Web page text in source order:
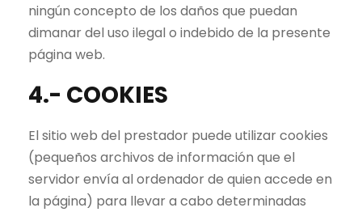
ningún concepto de los daños que puedan
dimanar del uso ilegal o indebido de la presente
página web.
4.- COOKIES
El sitio web del prestador puede utilizar cookies
(pequeños archivos de información que el
servidor envía al ordenador de quien accede en
la página) para llevar a cabo determinadas